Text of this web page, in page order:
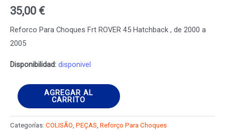
35,00 €
Reforco Para Choques Frt ROVER 45 Hatchback , de 2000 a
2005
Disponibilidad: disponivel
Reforco
Para
Choques
AGREGAR AL
CARRITO
Categorías: COLISÃO, PEÇAS, Reforço Para Choques